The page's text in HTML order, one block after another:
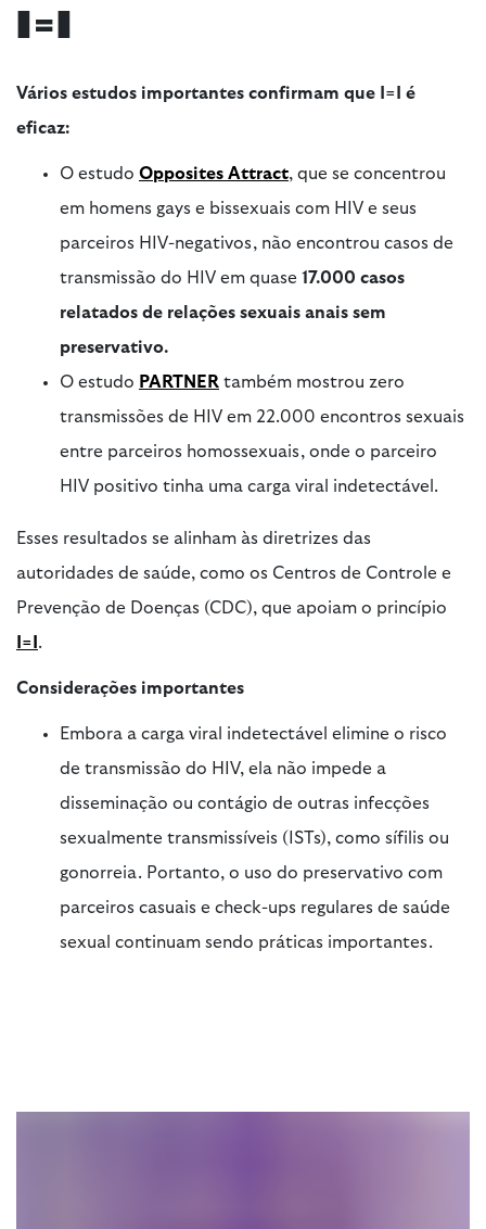
I=I
Vários estudos importantes confirmam que I=I é
eficaz:
O estudo Opposites Attract, que se concentrou
em homens gays e bissexuais com HIV e seus
parceiros HIV-negativos, não encontrou casos de
transmissão do HIV em quase 17.000 casos
relatados de relações sexuais anais sem
preservativo.
O estudo PARTNER também mostrou zero
transmissões de HIV em 22.000 encontros sexuais
entre parceiros homossexuais, onde o parceiro
HIV positivo tinha uma carga viral indetectável.
Esses resultados se alinham às diretrizes das
autoridades de saúde, como os Centros de Controle e
Prevenção de Doenças (CDC), que apoiam o princípio
I=I .
Considerações importantes
Embora a carga viral indetectável elimine o risco
de transmissão do HIV, ela não impede a
disseminação ou contágio de outras infecções
sexualmente transmissíveis (ISTs), como sífilis ou
gonorreia. Portanto, o uso do preservativo com
parceiros casuais e check-ups regulares de saúde
sexual continuam sendo práticas importantes.